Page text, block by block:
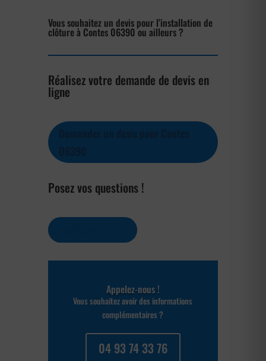
Vous souhaitez un devis pour l’installation de
clôture à Contes 06390 ou ailleurs ?
Réalisez votre demande de devis en
ligne
Posez vos questions !
Appelez-nous !
Vous souhaitez avoir des informations
complémentaires ?
04 93 74 33 76